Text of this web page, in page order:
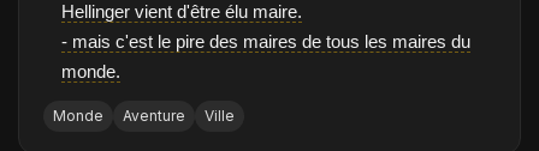
Hellinger vient d'être élu maire.
- mais c'est le pire des maires de tous les maires du
monde.
Monde Aventure Ville